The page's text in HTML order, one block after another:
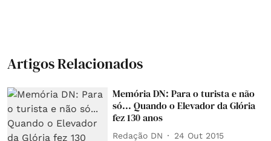
Artigos Relacionados
Memória DN: Para o turista e não
só... Quando o Elevador da Glória
fez 130 anos
Redação DN 24 Out 2015